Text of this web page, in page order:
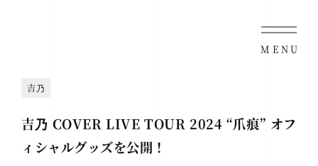
MENU
吉乃
吉乃 COVER LIVE TOUR 2024 “爪痕” オフ
ィシャルグッズを公開！